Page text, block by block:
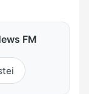
FM